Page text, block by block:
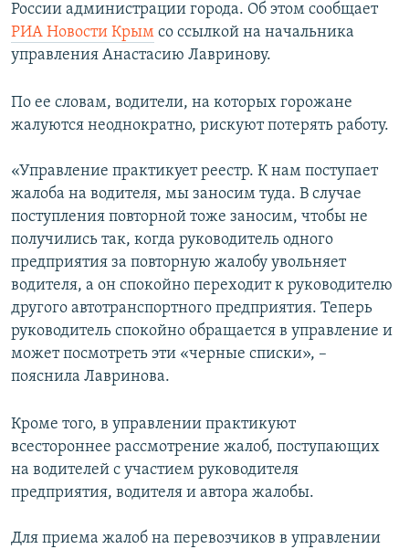
России администрации города. Об этом сообщает
РИА Новости Крым со ссылкой на начальника
управления Анастасию Лавринову.
По ее словам, водители, на которых горожане
жалуются неоднократно, рискуют потерять работу.
«Управление практикует реестр. К нам поступает
жалоба на водителя, мы заносим туда. В случае
поступления повторной тоже заносим, чтобы не
получились так, когда руководитель одного
предприятия за повторную жалобу увольняет
водителя, а он спокойно переходит к руководителю
другого автотранспортного предприятия. Теперь
руководитель спокойно обращается в управление и
может посмотреть эти «черные списки», –
пояснила Лавринова.
Кроме того, в управлении практикуют
всестороннее рассмотрение жалоб, поступающих
на водителей с участием руководителя
предприятия, водителя и автора жалобы.
Для приема жалоб на перевозчиков в управлении